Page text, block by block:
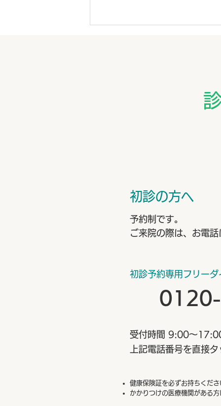
初診の方へ
予約制です。
ご来院の際は、お電
初診予約専用フリーダ
受付時間 9:00～
上記電話番号を直接
健康保険証を必ずお持ちくださ
かかりつけの医療機関がある